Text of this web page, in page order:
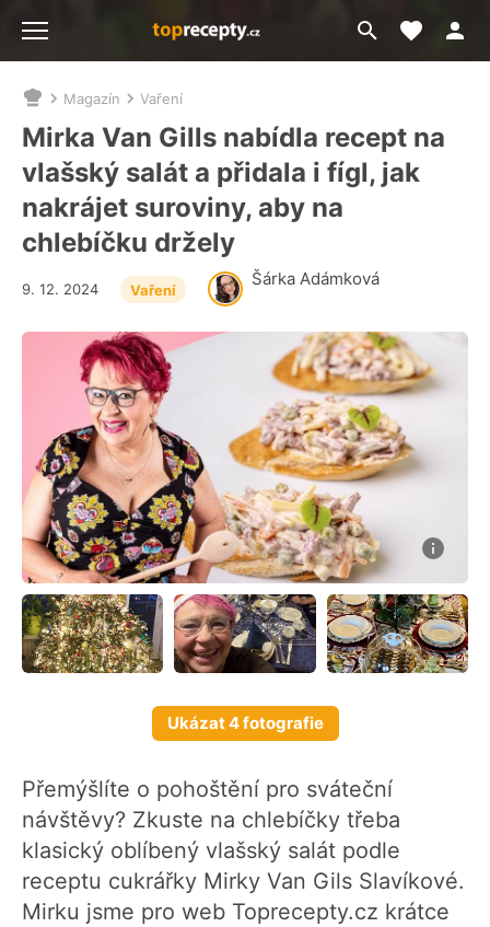
Přejít
na
Moje
Nacházíte
se
zde:
Magazín Vaření
Mirka Van Gills nabídla recept na
vlašský salát a přidala i fígl, jak
nakrájet suroviny, aby na
chlebíčku držely
Šárka Adámková
9. 12. 2024 Vaření
Ukázat 4 fotografie
Přemýšlíte o pohoštění pro sváteční
návštěvy? Zkuste na chlebíčky třeba
klasický oblíbený vlašský salát podle
receptu cukrářky Mirky Van Gils Slavíkové.
Mirku jsme pro web Toprecepty.cz krátce